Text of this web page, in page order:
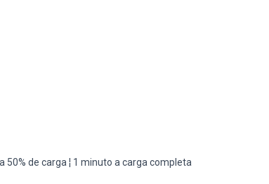
50% de carga ¦ 1 minuto a carga completa